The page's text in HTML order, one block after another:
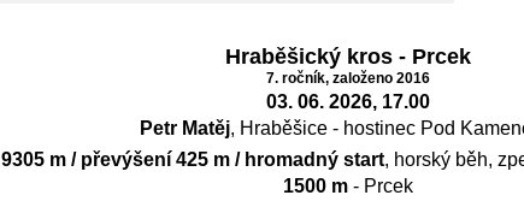
Hraběšický kros - Prcek
7. ročník, založeno 2016
03. 06. 2026, 17.00
Petr Matěj, Hraběšice - hostinec Pod
9305 m / převýšení 425 m / hromadný start, horský běh,
1500 m - Prcek